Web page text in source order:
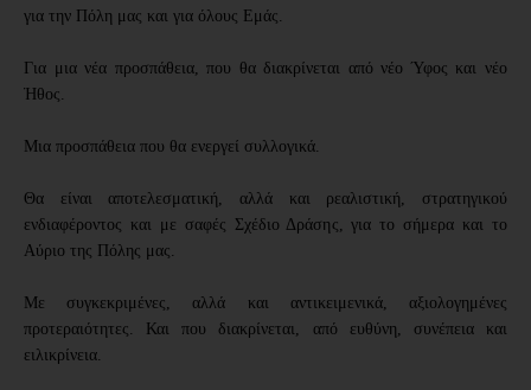
για την Πόλη μας και για όλους Εμάς.
Για μια νέα προσπάθεια, που θα διακρίνεται από νέο Ύφος και νέο
Ήθος.
Μια προσπάθεια που θα ενεργεί συλλογικά.
Θα είναι αποτελεσματική, αλλά και ρεαλιστική, στρατηγικού
ενδιαφέροντος και με σαφές Σχέδιο Δράσης, για το σήμερα και το
Αύριο της Πόλης μας.
Με συγκεκριμένες, αλλά και αντικειμενικά, αξιολογημένες
προτεραιότητες. Και που διακρίνεται, από ευθύνη, συνέπεια και
ειλικρίνεια.